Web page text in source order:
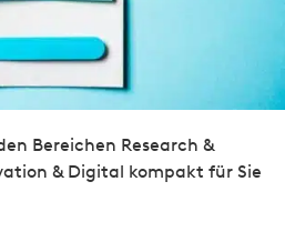
Bereichen Research &
& Digital kompakt für Sie